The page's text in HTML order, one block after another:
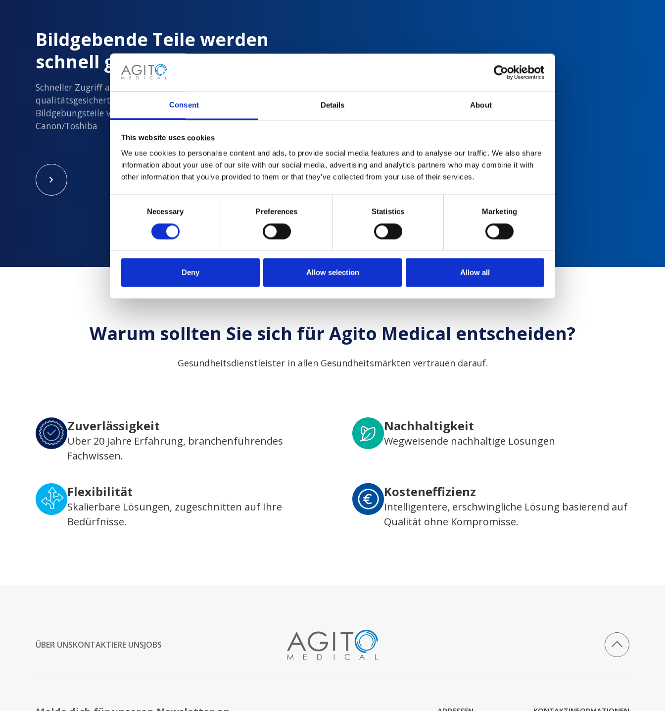
Consent Details About
This website uses cookies
We use cookies to personalise content and ads, to provide social media features and to analyse our traffic. We also share
information about your use of our site with our social media, advertising and analytics partners who may combine it with
other information that you’ve provided to them or that they’ve collected from your use of their services.
Necessary Preferences Statistics Marketing
Deny Allow selection Allow all
Bildgebende Teile werden
schnell geliefert
Schneller Zugriff auf alle neuen und
qualitätsgesicherten gebrauchten
Bildgebungsteile von Philips, Siemens, GE und
Canon/Toshiba
Warum sollten Sie sich für Agito Medical entscheiden?
Gesundheitsdienstleister in allen Gesundheitsmärkten vertrauen darauf.
Zuverlässigkeit
Über 20 Jahre Erfahrung, branchenführendes
Fachwissen.
Nachhaltigkeit
Wegweisende nachhaltige Lösungen
Flexibilität
Skalierbare Lösungen, zugeschnitten auf Ihre
Bedürfnisse.
Kosteneffizienz
Intelligentere, erschwingliche Lösung basierend auf
Qualität ohne Kompromisse.
ÜBER UNSKONTAKTIERE UNSJOBS